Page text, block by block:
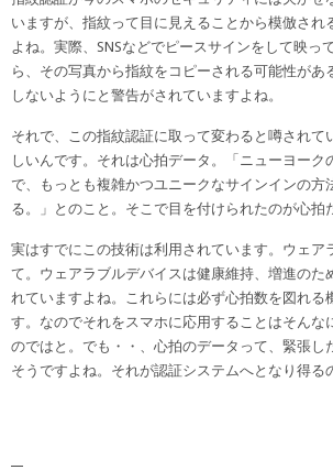
いますが、指紋って目に見えることから模倣され
よね。実際、SNSなどでピースサインをして映っ
ら、その写真から指紋をコピーされる可能性があ
しないようにと警告がされていますよね。
それで、この指紋認証に取って変わると噂されて
しいんです。それは心拍データ。「ニューヨーク
で、もっとも複雑かつユニークなサインインの方
る。」とのこと。そこで目を付けられたのが心拍
実はすでにこの技術は利用されています。ウェア
て。ウェアラブルデバイスは健康維持、増進のた
れていますよね。これらには必ず心拍数を図れる
す。なのでそれをスマホに応用することはそんな
のではと。でも・・、心拍のデータって、緊張し
そうですよね。それが認証システムへとなり得る